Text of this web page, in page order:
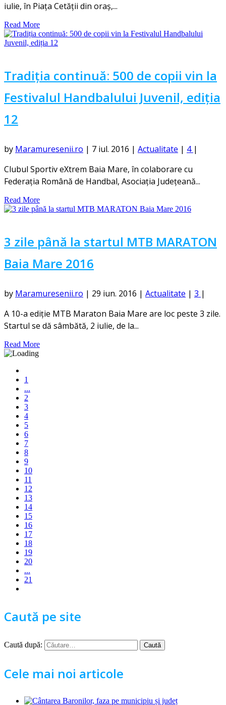
iulie, în Piața Cetății din oraș,...
Read More
Tradiția continuă: 500 de copii vin la
Festivalul Handbalului Juvenil, ediția
12
by Maramuresenii.ro | 7 iul. 2016 | Actualitate | 4 |
Clubul Sportiv eXtrem Baia Mare, în colaborare cu
Federația Română de Handbal, Asociația Județeană...
Read More
3 zile până la startul MTB MARATON
Baia Mare 2016
by Maramuresenii.ro | 29 iun. 2016 | Actualitate | 3 |
A 10-a ediție MTB Maraton Baia Mare are loc peste 3 zile.
Startul se dă sâmbătă, 2 iulie, de la...
Read More
1
...
2
3
4
5
6
7
8
9
10
11
12
13
14
15
16
17
18
19
20
...
21
Caută pe site
Caută după:
Cele mai noi articole